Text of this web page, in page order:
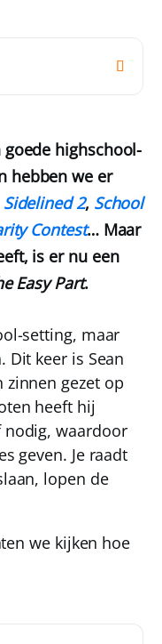
highschool-
hebben we er
Sidelined 2, School
Contest… Maar
is er nu een
Easy Part.
setting, maar
keer is Sean
gezet op
heeft hij
nodig, waardoor
geven. Je raadt
lopen de
we kijken hoe